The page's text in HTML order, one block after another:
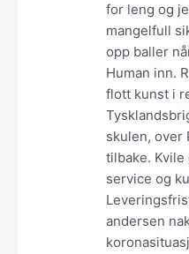
for leng og
mangelfull
opp baller
Human inn.
flott kunst i
skulen, over
tilbake.
service og
andersen